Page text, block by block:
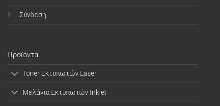
Σύνδεση
Προϊόντα
Toner Εκτυπωτών Laser
Μελάνια Εκτυπωτών Inkjet